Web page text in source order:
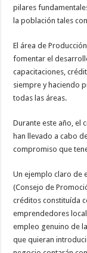
pilares
la población tales
El área de
fomentar el
capacitaciones,
siempre y haciendo
todas las áreas.
Durante este año, el
han llevado a cabo
compromiso que
Un ejemplo claro de
(Consejo de
créditos constituída
emprendedores
empleo genuino de
que quieran